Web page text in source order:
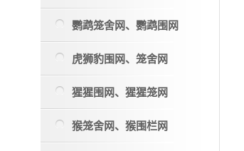
鹦鹉笼舍网、鹦鹉围网
虎狮豹围网、笼舍网
猩猩围网、猩猩笼网
猴笼舍网、猴围栏网